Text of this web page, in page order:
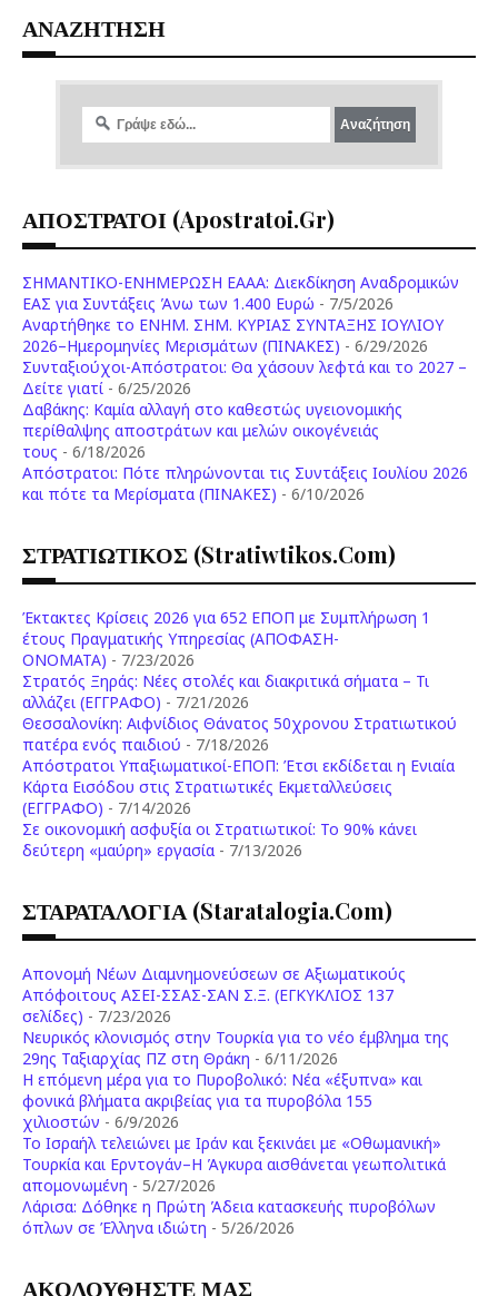
ΑΝΑΖΗΤΗΣΗ
ΑΠΟΣΤΡΑΤΟΙ (apostratoi.gr)
ΣΗΜΑΝΤΙΚΟ-ΕΝΗΜΕΡΩΣΗ ΕΑΑΑ: Διεκδίκηση Αναδρομικών
ΕΑΣ για Συντάξεις Άνω των 1.400 Ευρώ - 7/5/2026
Aναρτήθηκε το ENHM. ΣΗΜ. ΚΥΡΙΑΣ ΣΥΝΤΑΞΗΣ ΙΟΥΛΙΟΥ
2026–Ημερομηνίες Μερισμάτων (ΠΙΝΑΚΕΣ) - 6/29/2026
Συνταξιούχοι-Απόστρατοι: Θα χάσουν λεφτά και το 2027 –
Δείτε γιατί - 6/25/2026
Δαβάκης: Καμία αλλαγή στο καθεστώς υγειονομικής
περίθαλψης αποστράτων και μελών οικογένειάς
τους - 6/18/2026
Aπόστρατοι: Πότε πληρώνονται τις Συντάξεις Ιουλίου 2026
και πότε τα Μερίσματα (ΠΙΝΑΚΕΣ) - 6/10/2026
ΣΤΡΑΤΙΩΤΙΚΟΣ (stratiwtikos.com)
Έκτακτες Κρίσεις 2026 για 652 ΕΠΟΠ με Συμπλήρωση 1
έτους Πραγματικής Υπηρεσίας (ΑΠΟΦΑΣΗ-
ONOMATA) - 7/23/2026
Στρατός Ξηράς: Νέες στολές και διακριτικά σήματα – Τι
αλλάζει (ΕΓΓΡΑΦΟ) - 7/21/2026
Θεσσαλονίκη: Αιφνίδιος Θάνατος 50χρονου Στρατιωτικού
πατέρα ενός παιδιού - 7/18/2026
Απόστρατοι Υπαξιωματικοί-ΕΠΟΠ: Έτσι εκδίδεται η Ενιαία
Κάρτα Εισόδου στις Στρατιωτικές Εκμεταλλεύσεις
(ΕΓΓΡΑΦΟ) - 7/14/2026
Σε οικονομική ασφυξία οι Στρατιωτικοί: Το 90% κάνει
δεύτερη «μαύρη» εργασία - 7/13/2026
ΣΤΑΡΑΤΑΛΟΓΙΑ (staratalogia.com)
Απονομή Νέων Διαμνημονεύσεων σε Αξιωματικούς
Απόφοιτους ΑΣΕΙ-ΣΣΑΣ-ΣΑΝ Σ.Ξ. (ΕΓΚΥΚΛΙΟΣ 137
σελίδες) - 7/23/2026
Νευρικός κλονισμός στην Τουρκία για το νέο έμβλημα της
29ης Ταξιαρχίας ΠΖ στη Θράκη - 6/11/2026
Η επόμενη μέρα για το Πυροβολικό: Νέα «έξυπνα» και
φονικά βλήματα ακριβείας για τα πυροβόλα 155
χιλιοστών - 6/9/2026
Το Ισραήλ τελειώνει με Ιράν και ξεκινάει με «Οθωμανική»
Τουρκία και Ερντογάν–Η Άγκυρα αισθάνεται γεωπολιτικά
απομονωμένη - 5/27/2026
Λάρισα: Δόθηκε η Πρώτη Άδεια κατασκευής πυροβόλων
όπλων σε Έλληνα ιδιώτη - 5/26/2026
ΑΚΟΛΟΥΘΗΣΤΕ ΜΑΣ